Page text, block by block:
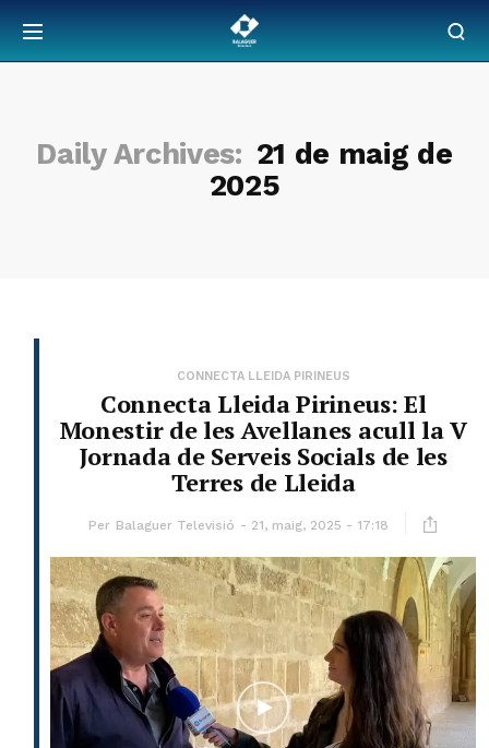
Daily Archives: 21 de maig de
2025
CONNECTA LLEIDA PIRINEUS
Connecta Lleida Pirineus: El
Monestir de les Avellanes acull la V
Jornada de Serveis Socials de les
Terres de Lleida
Per Balaguer Televisió 21, maig, 2025 - 17:18